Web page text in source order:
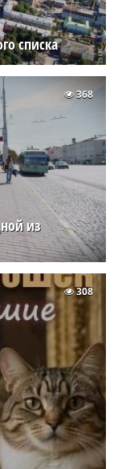
списка
из
368
308